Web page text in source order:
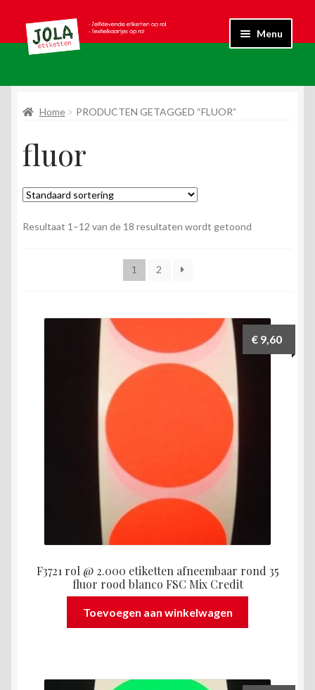
Ga
door
Ga
naar
Menu
Kraft
Standaard
Textielkaartje
Wit
Home PRODUCTEN GETAGGED “FLUOR”
fluor
Resultaat 1–12 van de 18 resultaten wordt getoond
1 2
F3721 rol @ 2.000 etiketten afneembaar rond 35
fluor rood blanco FSC Mix Credit
€ 9,60
Toevoegen aan winkelwagen